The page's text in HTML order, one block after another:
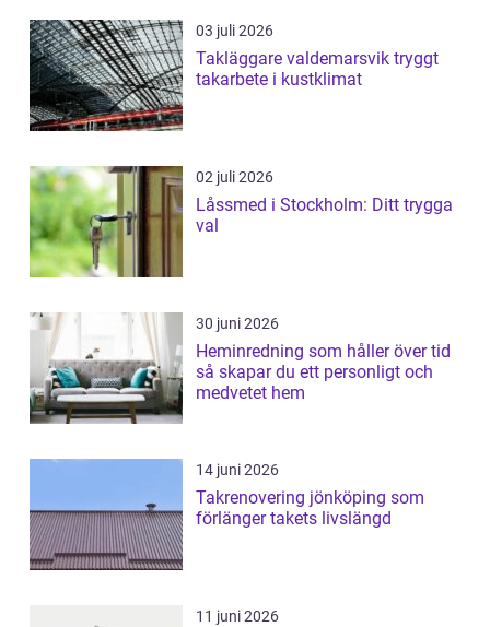
03 juli 2026
Takläggare valdemarsvik tryggt
takarbete i kustklimat
02 juli 2026
Låssmed i Stockholm: Ditt trygga
val
30 juni 2026
Heminredning som håller över tid
så skapar du ett personligt och
medvetet hem
14 juni 2026
Takrenovering jönköping som
förlänger takets livslängd
11 juni 2026